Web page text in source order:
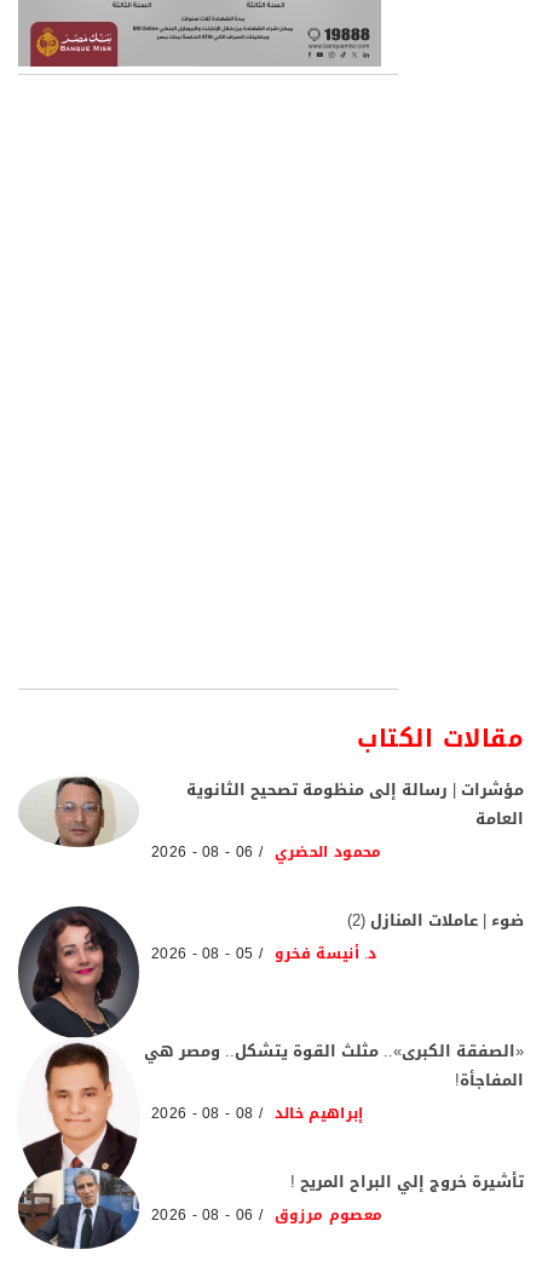
مقالات الكتاب
مؤشرات | رسالة إلى منظومة تصحيح الثانوية
العامة
محمود الحضري 06 - 08 - 2026
ضوء | عاملات المنازل (2)
د. أنيسة فخرو 05 - 08 - 2026
«الصفقة الكبرى».. مثلث القوة يتشكل.. ومصر هي
المفاجأة!
إبراهيم خالد 08 - 08 - 2026
تأشيرة خروج إلي البراح المريح !
معصوم مرزوق 06 - 08 - 2026